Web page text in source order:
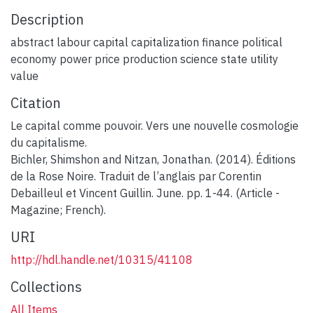
Description
abstract labour capital capitalization finance political
economy power price production science state utility
value
Citation
Le capital comme pouvoir. Vers une nouvelle cosmologie
du capitalisme.
Bichler, Shimshon and Nitzan, Jonathan. (2014). Éditions
de la Rose Noire. Traduit de l’anglais par Corentin
Debailleul et Vincent Guillin. June. pp. 1-44. (Article -
Magazine; French).
URI
http://hdl.handle.net/10315/41108
Collections
All Items